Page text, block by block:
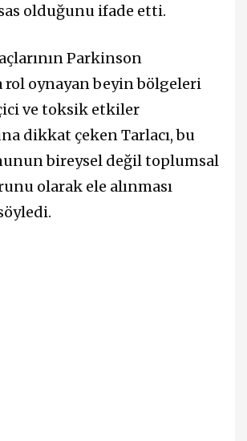
olduğunu ifade etti.
Parkinson
rol oynayan beyin bölgeleri
ve toksik etkiler
dikkat çeken Tarlacı, bu
bireysel değil toplumsal
olarak ele alınması